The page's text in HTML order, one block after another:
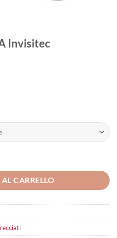
Invisitec
CARRELLO